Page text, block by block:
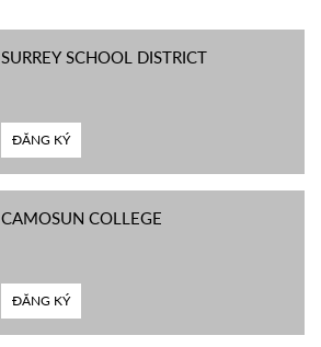
SURREY SCHOOL DISTRICT
ĐĂNG KÝ
CAMOSUN COLLEGE
ĐĂNG KÝ